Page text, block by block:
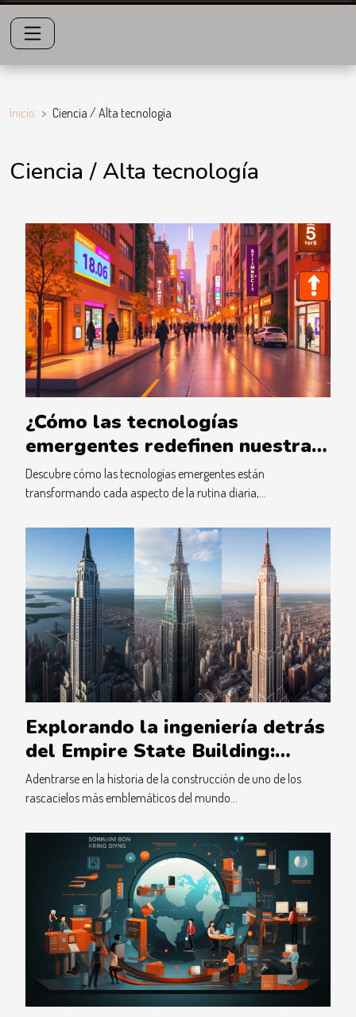
Inicio Ciencia / Alta tecnología
Ciencia / Alta tecnología
¿Cómo las tecnologías
emergentes redefinen nuestra
vida cotidiana?
Descubre cómo las tecnologías emergentes están
transformando cada aspecto de la rutina diaria,...
Explorando la ingeniería detrás
del Empire State Building:
Innovaciones y desafíos
Adentrarse en la historia de la construcción de uno de los
rascacielos más emblemáticos del mundo...